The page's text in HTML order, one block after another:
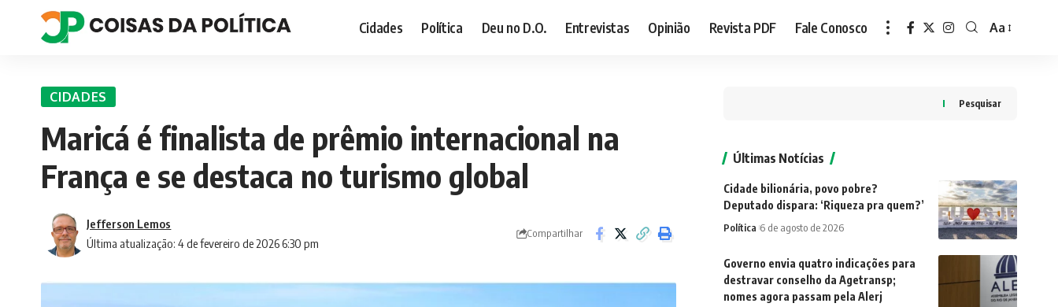
Cidades Política Deu no D.O. Entrevistas Opinião Revista PDF Fale Conosco
Font
Aa
CIDADES
Maricá é finalista de prêmio internacional na
França e se destaca no turismo global
Última atualização: 4 de fevereiro de 2026 6:30 pm
Jefferson Lemos
Compartilhar
Pesquisar
Últimas Notícias
Cidade bilionária, povo pobre?
Deputado dispara: ‘Riqueza pra quem?’
Política 6 de agosto de 2026
Governo envia quatro indicações para
destravar conselho da Agetransp;
nomes agora passam pela Alerj